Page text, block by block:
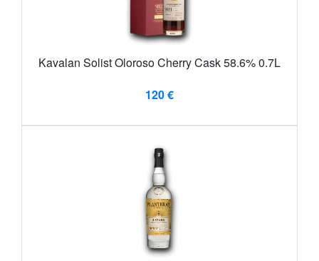
Kavalan Solist Oloroso Cherry Cask 58.6% 0.7L
120 €